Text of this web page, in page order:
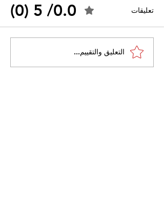
القضاء الإداري يقضي بحل
نقابة "كنابست"
تعليقات 0.0/ 5 (0)
التعليق والتقييم...